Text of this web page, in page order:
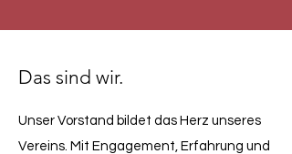
Das sind wir.
Unser Vorstand bildet das Herz unseres
Vereins. Mit Engagement, Erfahrung und